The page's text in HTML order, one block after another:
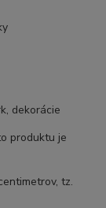
dekorácie
produktu je
tz.